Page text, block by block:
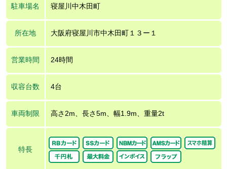
駐車場名 寝屋川中木田町
所在地 大阪府寝屋川市中木田町１３ー１
営業時間 24時間
収容台数 4台
車両制限 高さ2m、長さ5m、幅1.9m、重量2t
特長